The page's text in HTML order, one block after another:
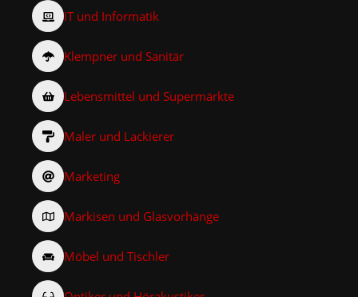
IT und Informatik
Klempner und Sanitär
Lebensmittel und Supermärkte
Maler und Lackierer
Marketing
Markisen und Glasvorhänge
Möbel und Tischler